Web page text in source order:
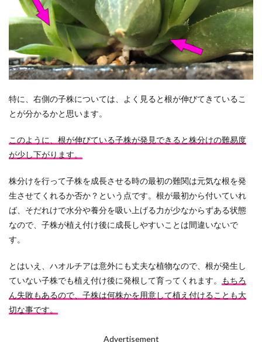
特に、右側の子株については、よく見ると根が伸びてきているこ
とが分かるかと思います。
このように、根が伸びている子株が発見できると株分けの難易度
が少し下がります。
株分けを行って子株を成長させる時の最初の難関は元気な根を発
生させてくれるか否か？という点です。根が最初から付いていれ
ば、そだれけで水分や養分を吸い上げる力が少なからずある状態
なので、子株が植え付け後に成長しやすいことは間違いないで
す。
とはいえ、ハオルチアは意外にも丈夫な植物なので、根が発生し
ていない子株でも植え付け後に発根して育ってくれます。
もちろ
ん失敗もあるので、子株は何株かを用意して植え付けることも大
切な事です。
Advertisement